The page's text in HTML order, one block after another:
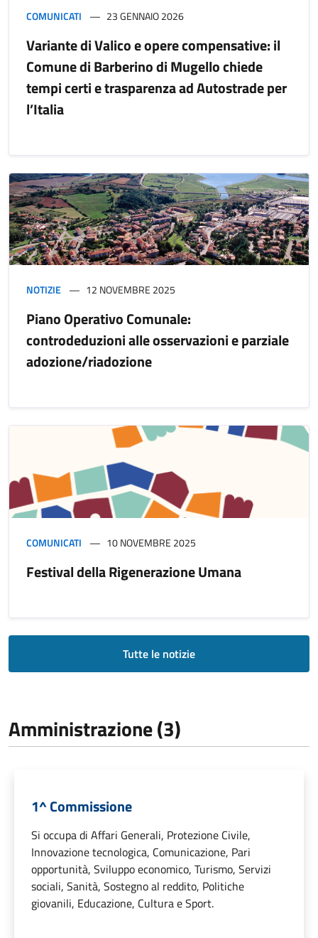
COMUNICATI 23 GENNAIO 2026
Variante di Valico e opere compensative: il
Comune di Barberino di Mugello chiede
tempi certi e trasparenza ad Autostrade per
l’Italia
NOTIZIE 12 NOVEMBRE 2025
Piano Operativo Comunale:
controdeduzioni alle osservazioni e parziale
adozione/riadozione
COMUNICATI 10 NOVEMBRE 2025
Festival della Rigenerazione Umana
Tutte le notizie
Amministrazione (3)
1^ Commissione
Si occupa di Affari Generali, Protezione Civile,
Innovazione tecnologica, Comunicazione, Pari
opportunità, Sviluppo economico, Turismo, Servizi
sociali, Sanità, Sostegno al reddito, Politiche
giovanili, Educazione, Cultura e Sport.